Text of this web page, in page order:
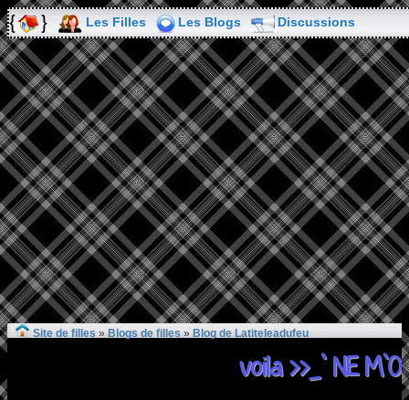
Les Filles Les Blogs Discussions
Site de filles » Blogs de filles » Blog de Latiteleadufeu
voila >>_` NE